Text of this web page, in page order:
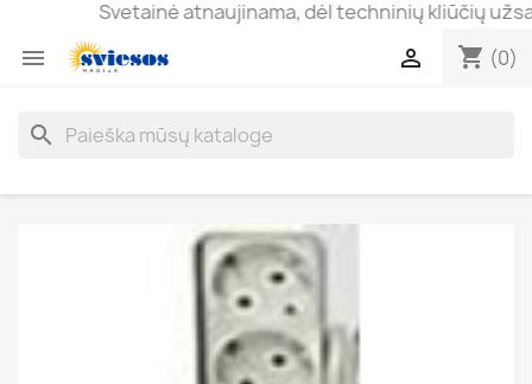
Svetainė atnaujinama, dėl techninių kliūčių
 shopping_cart (0)

search